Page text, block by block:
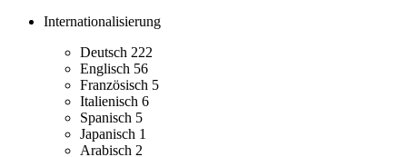
Internationalisierung
Deutsch 222
Englisch 56
Französisch 5
Italienisch 6
Spanisch 5
Japanisch 1
Arabisch 2